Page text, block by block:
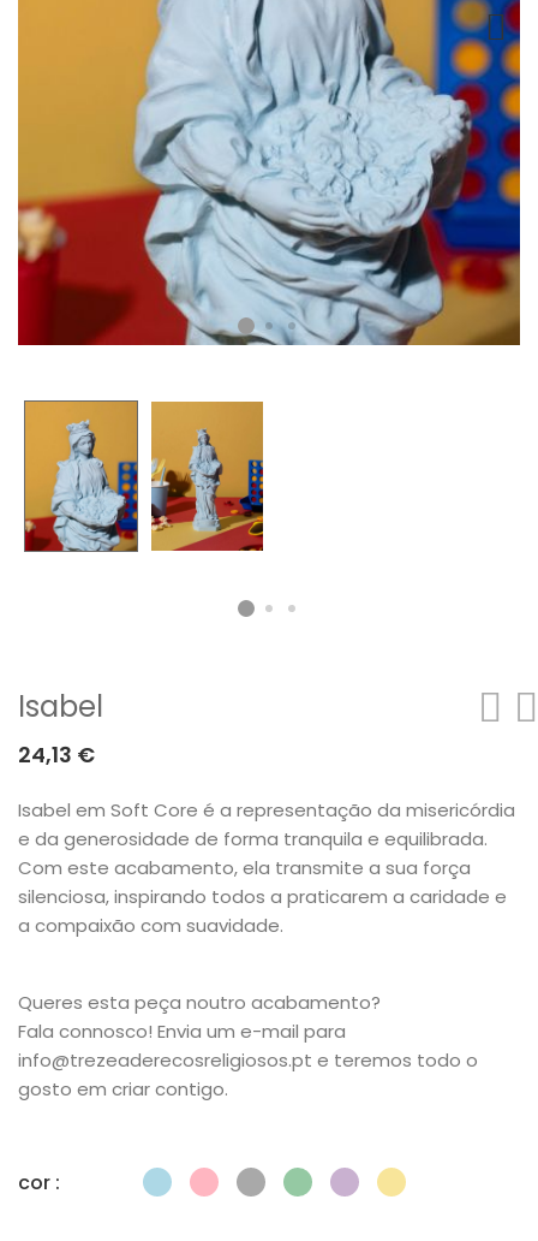
Isabel
24,13 €
Isabel em Soft Core é a representação da misericórdia
e da generosidade de forma tranquila e equilibrada.
Com este acabamento, ela transmite a sua força
silenciosa, inspirando todos a praticarem a caridade e
a compaixão com suavidade.
Queres esta peça noutro acabamento?
Fala connosco! Envia um e-mail para
info@trezeaderecosreligiosos.pt e teremos todo o
gosto em criar contigo.
cor :